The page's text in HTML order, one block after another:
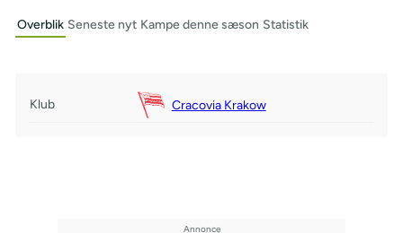
Overblik Seneste nyt Kampe denne sæson Statistik
Klub Cracovia Krakow